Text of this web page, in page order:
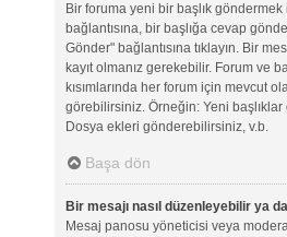
Bir foruma yeni bir başlık göndermek
bağlantısına, bir başlığa cevap
Gönder" bağlantısına tıklayın. Bir
kayıt olmanız gerekebilir. Forum ve
kısımlarında her forum için mevcut
görebilirsiniz. Örneğin: Yeni
Dosya ekleri gönderebilirsiniz, v.b.
Başa dön
Bir mesajı nasıl düzenleyebilir ya
Mesaj panosu yöneticisi veya